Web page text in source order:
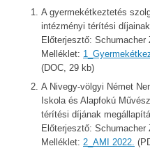
A gyermekétkeztetés
intézményi térítési
Előterjesztő: Schumacher
Melléklet:
(DOC, 29 kb)
A Nivegy-völgyi Német
Iskola és Alapfokú
térítési díjának
Előterjesztő: Schumacher
Melléklet: 2_AMI 2022.